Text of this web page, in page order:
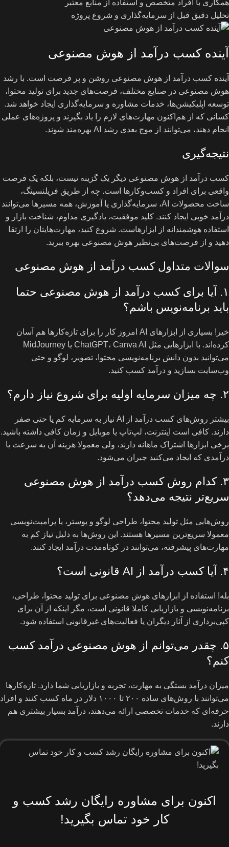
همکاری با افراد متخصص و استفاده از منابع معتبر
تحلیل دقیق قبل از سرمایه‌گذاری و شروع پروژه
آینده کسب درآمد از هوش مصنوعی
آینده کسب درآمد از هوش مصنوعی روشن و پر فرصت است. با رشد
هوش مصنوعی در صنایع مختلف، فرصت‌های جدید برای تولید محتوا،
توسعه اپلیکیشن‌ها، خدمات مشاوره و سرمایه‌گذاری ایجاد خواهد شد.
کسانی که از هم‌اکنون مهارت‌های لازم را یاد بگیرند و پروژه‌های عملی
انجام دهند، می‌توانند از موج بعدی رشد AI بهره‌مند شوند.
نتیجه‌گیری
کسب درآمد از هوش مصنوعی دیگر یک گزینه نیست، بلکه یک فرصت
واقعی برای افراد و کسب‌وکارها است. چه از طریق فریلنسینگ،
ساخت محصولات AI، سرمایه‌گذاری یا آموزش، همه مسیرها می‌توانند
درآمد خوبی ایجاد کنند. کلید موفقیت، یادگیری مداوم، شناخت بازار و
استفاده هوشمندانه از ابزارهاست. شروع کنید، مهارت‌هایتان را ارتقا
دهید و از فرصت‌های بی‌نظیر هوش مصنوعی بهره ببرید.
سوالات متداول کسب درآمد از هوش مصنوعی
۱. آیا برای کسب درآمد از هوش مصنوعی حتما
باید برنامه‌نویس باشم؟
خیر! بسیاری از ابزارهای AI امروز کار را برای تازه‌کارها هم آسان
کرده‌اند. با ابزارهایی مثل ChatGPT، Canva AI یا MidJourney
می‌توانید بدون دانش برنامه‌نویسی محتوا، تصویر، لوگو و حتی
وب‌سایت بسازید و درآمد کسب کنید.
۲. چه میزان سرمایه اولیه برای شروع نیاز دارم؟
بیشتر روش‌های کسب درآمد از AI نیاز به سرمایه کم یا حتی صفر
دارند. کافی است اینترنت، لپ‌تاپ یا موبایل و زمان کافی داشته باشید.
برخی ابزارها اشتراک ماهانه دارند، ولی معمولا هزینه آن به سرعت با
درآمدی که ایجاد می‌کنید جبران می‌شود.
۳. کدام روش کسب درآمد از هوش مصنوعی
سریع‌تر نتیجه می‌دهد؟
روش‌هایی مثل تولید محتوا، طراحی لوگو و پوستر، یا پرامپت‌نویسی
معمولا سریع‌ترین مسیرها هستند. این روش‌ها به دلیل نیاز کم به
مهارت‌های پیشرفته، می‌توانند در کوتاه‌مدت درآمد ایجاد کنند.
۴. آیا کسب درآمد از AI قانونی است؟
بله! استفاده از ابزارهای هوش مصنوعی برای تولید محتوا، طراحی،
برنامه‌نویسی و بازاریابی کاملا قانونی است، مگر اینکه از آن برای
کپی‌برداری از آثار دیگران یا فعالیت‌های غیرقانونی استفاده شود.
۵. چقدر می‌توانم از هوش مصنوعی درآمد کسب
کنم؟
میزان درآمد بستگی به مهارت، تجربه و بازاریابی شما دارد. تازه‌کارها
می‌توانند با روش‌های ساده ۲۰۰ تا ۱۰۰۰ دلار در ماه کسب کنند و افراد
حرفه‌ای که خدمات تخصصی ارائه می‌دهند، درآمد بسیار بیشتری هم
دارند.
اکنون برای مشاوره رایگان رشد کسب و
کار خود تماس بگیرید!